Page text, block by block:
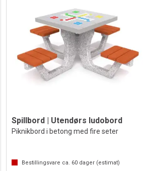
Spillbord | Utendørs ludobord
Piknikbord i betong med fire seter
Bestillingsvare ca. 60 dager (estimat)